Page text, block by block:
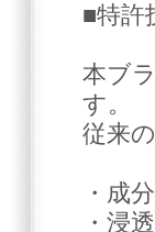
■特許
本ブ
す。
従来
・成
・浸